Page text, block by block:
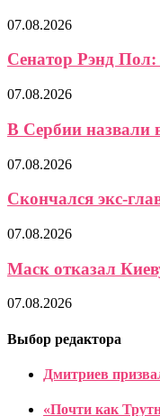
07.08.2026
Сенатор Рэнд
07.08.2026
В Сербии назвали
07.08.2026
Скончался экс-
07.08.2026
Маск отказал
07.08.2026
Выбор редактора
Дмитриев
«Почти как